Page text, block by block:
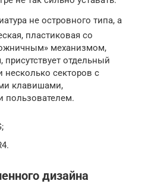
не островного типа, а
пластиковая со
механизмом,
присутствует отдельный
секторов с
клавишами,
пользователем.
дизайна